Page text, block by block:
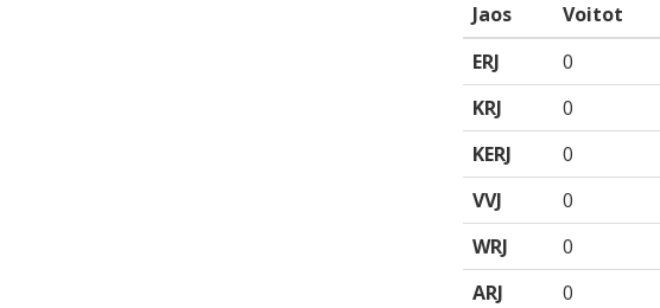
Jaos Voitot
ERJ
0
KRJ
0
KERJ
0
VVJ
0
WRJ
0
ARJ
0